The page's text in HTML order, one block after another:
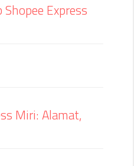
Express
Miri: Alamat,